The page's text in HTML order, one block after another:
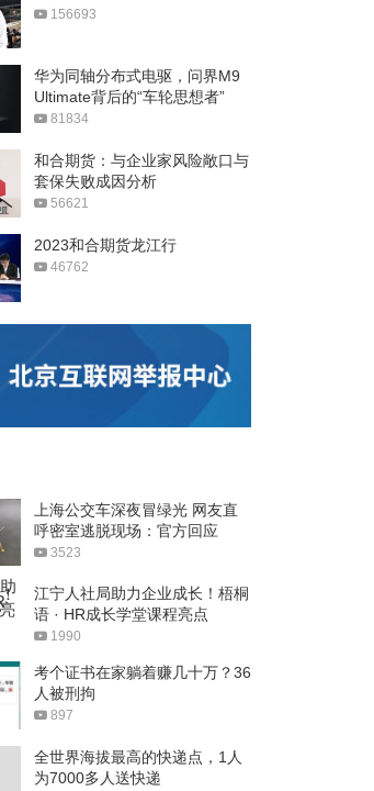
156693
华为同轴分布式电驱，问界M9
Ultimate背后的“车轮思想者”
81834
和合期货：与企业家风险敞口与
套保失败成因分析
56621
2023和合期货龙江行
46762
上海公交车深夜冒绿光 网友直
呼密室逃脱现场：官方回应
3523
江宁人社局助力企业成长！梧桐
语 · HR成长学堂课程亮点
1990
考个证书在家躺着赚几十万？36
人被刑拘
897
全世界海拔最高的快递点，1人
为7000多人送快递